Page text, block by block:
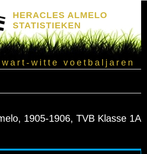
HERACLES ALMELO
STATISTIEKEN
witte voetbaljaren
1905-1906, TVB Klasse 1A